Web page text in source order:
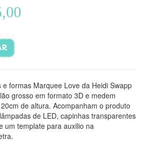
e formas Marquee Love da Heidi Swapp
grosso em formato 3D e medem
de altura. Acompanham o produto
de LED, capinhas transparentes
um template para auxilio na